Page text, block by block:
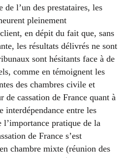
l’un des prestataires, les
pleinement
en dépit du fait que, sans
les résultats délivrés ne sont
sont hésitants face à de
comme en témoignent les
des chambres civile et
de cassation de France quant à
interdépendance entre les
l’importance pratique de la
de France s’est
chambre mixte (réunion des